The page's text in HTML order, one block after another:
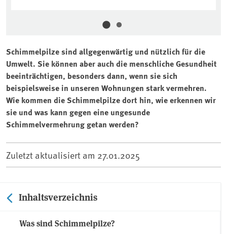
Schimmelpilze sind allgegenwärtig und nützlich für die
Umwelt. Sie können aber auch die menschliche Gesundheit
beeinträchtigen, besonders dann, wenn sie sich
beispielsweise in unseren Wohnungen stark vermehren.
Wie kommen die Schimmelpilze dort hin, wie erkennen wir
sie und was kann gegen eine ungesunde
Schimmelvermehrung getan werden?
Zuletzt aktualisiert am 27.01.2025
Inhaltsverzeichnis
Was sind Schimmelpilze?